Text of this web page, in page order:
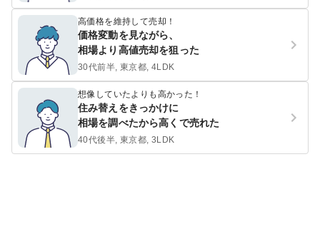
高価格を維持して売却！
価格変動を見ながら、
相場より高値売却を狙った
30代前半, 東京都, 4LDK
想像していたよりも高かった！
住み替えをきっかけに
相場を調べたから高くで売れた
40代後半, 東京都, 3LDK